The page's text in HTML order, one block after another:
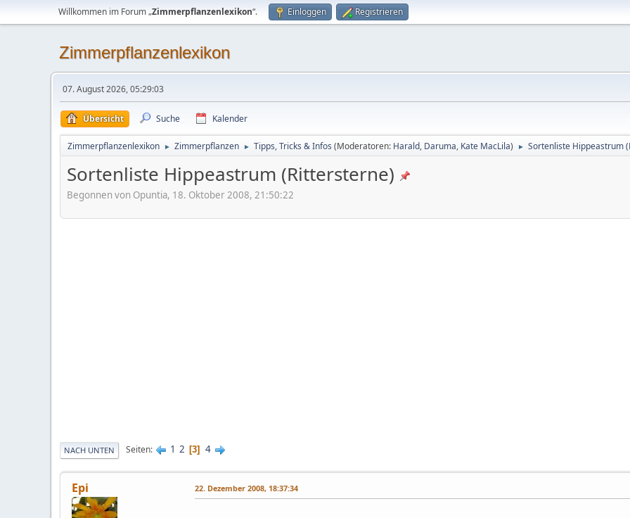
Willkommen im Forum „Zimmerpflanzenlexikon“. Einloggen Registrieren
Zimmerpflanzenlexikon
07. August 2026, 05:29:03
Übersicht Suche Kalender
Zimmerpflanzenlexikon ► Zimmerpflanzen ► Tipps, Tricks & Infos (Moderatoren: Harald, Daruma, Kate MacLila) ► Sortenliste Hippeastrum
Sortenliste Hippeastrum (Rittersterne)
Begonnen von Opuntia, 18. Oktober 2008, 21:50:22
NACH UNTEN Seiten 1 2 3 4
Epi 22. Dezember 2008, 18:37:34